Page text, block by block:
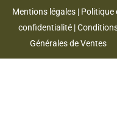
Mentions légales| Politique
confidentialité |
Générales de Ventes